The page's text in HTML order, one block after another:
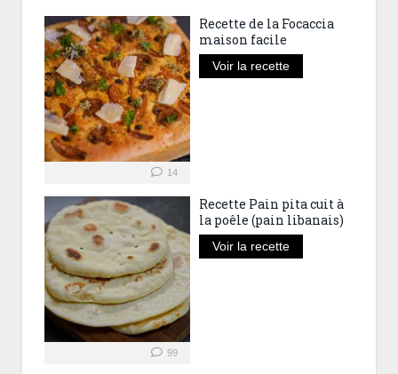
14
Recette de la Focaccia
maison facile
Voir la recette
99
Recette Pain pita cuit à
la poêle (pain libanais)
Voir la recette